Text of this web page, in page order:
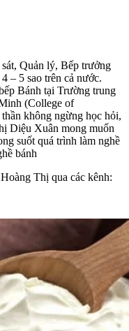
Quản lý, Bếp trưởng
– 5 sao trên cả nước.
Bánh tại Trường trung
(College of
không ngừng học hỏi,
Diệu Xuân mong muốn
suốt quá trình làm nghề
bánh
Thị qua các kênh: